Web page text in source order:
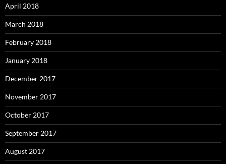
April 2018
March 2018
February 2018
January 2018
December 2017
November 2017
October 2017
September 2017
August 2017